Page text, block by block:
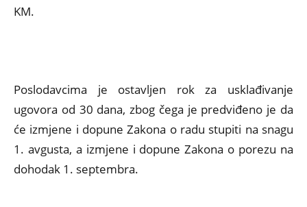
KM.
Poslodavcima je ostavljen rok za usklađivanje
ugovora od 30 dana, zbog čega je predviđeno je da
će izmjene i dopune Zakona o radu stupiti na snagu
1. avgusta, a izmjene i dopune Zakona o porezu na
dohodak 1. septembra.